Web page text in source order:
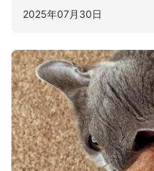
2025年07月30日